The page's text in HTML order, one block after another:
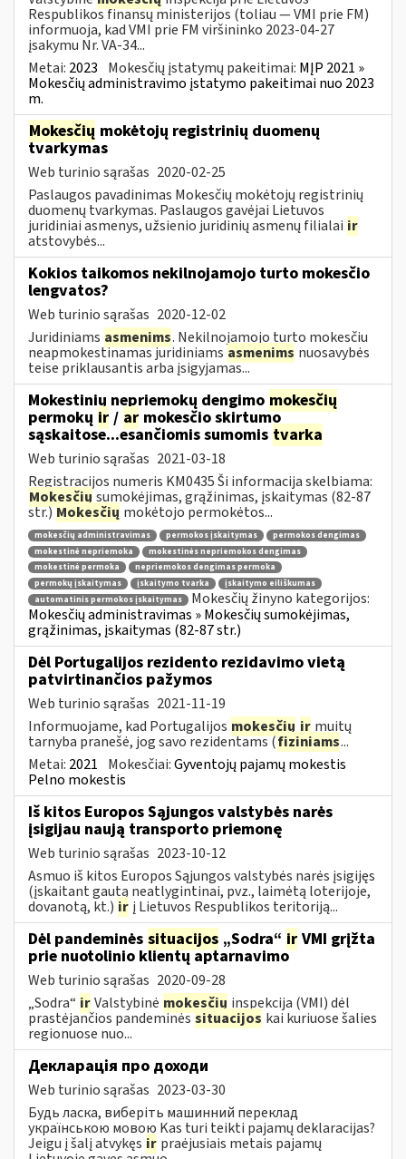
Respublikos finansų ministerijos (toliau ― VMI prie FM)
informuoja, kad VMI prie FM viršininko 2023-04-27
įsakymu Nr. VA-34...
Metai: 2023 Mokesčių įstatymų pakeitimai: MĮP 2021 »
Mokesčių administravimo įstatymo pakeitimai nuo 2023
m.
Mokesčių mokėtojų registrinių duomenų
tvarkymas
Web turinio sąrašas 2020-02-25
Paslaugos pavadinimas Mokesčių mokėtojų registrinių
duomenų tvarkymas. Paslaugos gavėjai Lietuvos
juridiniai asmenys, užsienio juridinių asmenų filialai ir
atstovybės...
Kokios taikomos nekilnojamojo turto mokesčio
lengvatos?
Web turinio sąrašas 2020-12-02
Juridiniams asmenims. Nekilnojamojo turto mokesčiu
neapmokestinamas juridiniams asmenims nuosavybės
teise priklausantis arba įsigyjamas...
Mokestinių nepriemokų dengimo mokesčių
permokų ir / ar mokesčio skirtumo
sąskaitose...esančiomis sumomis tvarka
Web turinio sąrašas 2021-03-18
Registracijos numeris KM0435 Ši informacija skelbiama:
Mokesčių sumokėjimas, grąžinimas, įskaitymas (82-87
str.)Mokesčių mokėtojo permokėtos...
mokesčių administravimas permokos įskaitymas
permokos dengimas
mokestinė nepriemoka
mokestinės nepriemokos dengimas
mokestinė permoka
nepriemokos dengimas permoka
permokų įskaitymas
įskaitymo tvarka
įskaitymo eiliškumas
automatinis permokos įskaitymas
Mokesčių žinyno kategorijos:
Mokesčių administravimas » Mokesčių sumokėjimas,
grąžinimas, įskaitymas (82-87 str.)
Dėl Portugalijos rezidento rezidavimo vietą
patvirtinančios pažymos
Web turinio sąrašas 2021-11-19
Informuojame, kad Portugalijos mokesčių ir muitų
tarnyba pranešė, jog savo rezidentams (fiziniams...
Metai: 2021 Mokesčiai:Gyventojų pajamų mokestis
Pelno mokestis
Iš kitos Europos Sąjungos valstybės narės
įsigijau naują transporto priemonę
Web turinio sąrašas 2023-10-12
Asmuo iš kitos Europos Sąjungos valstybės narės įsigijęs
(įskaitant gautą neatlygintinai, pvz., laimėtą loterijoje,
dovanotą, kt.) ir į Lietuvos Respublikos teritoriją...
Dėl pandeminės situacijos „Sodra“ ir VMI grįžta
prie nuotolinio klientų aptarnavimo
Web turinio sąrašas 2020-09-28
„Sodra“ irValstybinė mokesčių inspekcija (VMI) dėl
prastėjančios pandeminėssituacijos kai kuriuose šalies
regionuose nuo...
Декларація про доходи
Web turinio sąrašas 2023-03-30
Будь ласка, виберіть машинний переклад
українською мовою Kas turi teikti pajamų deklaracijas?
Jeigu į šalį atvykęs ir praėjusiais metais pajamų